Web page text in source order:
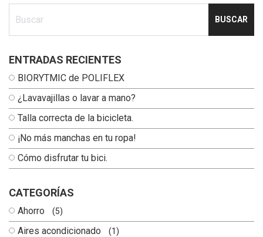
ENTRADAS RECIENTES
BIORYTMIC de POLIFLEX
¿Lavavajillas o lavar a mano?
Talla correcta de la bicicleta.
¡No más manchas en tu ropa!
Cómo disfrutar tu bici.
CATEGORÍAS
Ahorro (5)
Aires acondicionado (1)